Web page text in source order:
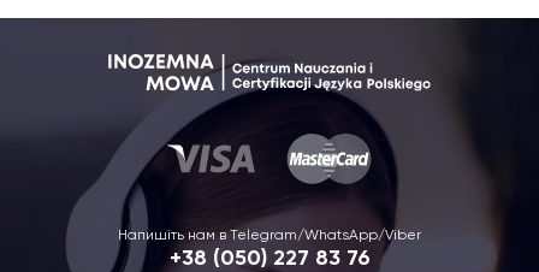
Напишіть нам в Telegram/WhatsApp/Viber
+38 (050) 227 83 76